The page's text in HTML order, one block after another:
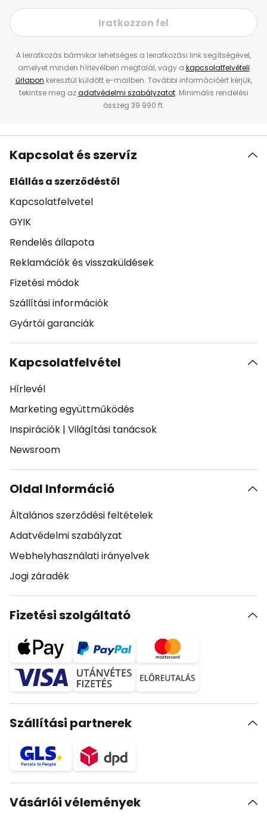
Iratkozzon fel
A leiratkozás bármikor lehetséges a leiratkozási link segítségével,
amelyet minden hírlevélben megtalál, vagy a kapcsolatfelvételi
űrlapon keresztül küldött e-mailben. További információért kérjük,
tekintse meg azadatvédelmi szabályzatot. Minimális rendelési
összeg 39 990 ft.
Kapcsolat és szervíz
Elállás a szerződéstől
Kapcsolatfelvetel
GYIK
Rendelés állapota
Reklamációk és visszaküldések
Fizetési módok
Szállítási információk
Gyártói garanciák
Kapcsolatfelvétel
Hírlevél
Marketing együttműködés
Inspirációk | Világítási tanácsok
Newsroom
Oldal Információ
Általános szerződési feltételek
Adatvédelmi szabályzat
Webhelyhasználati irányelvek
Jogi záradék
Fizetési szolgáltató
Szállítási partnerek
Vásárlói vélemények